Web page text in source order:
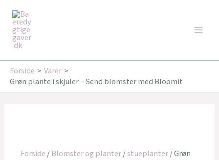
indholdet
Forside
Varer
Grøn plante i skjuler – Send blomster med Bloomit
Forside/Blomster og planter/stueplanter/ Grøn
Tilbud!
Tilbud!
349,00 kr..296,65 kr..